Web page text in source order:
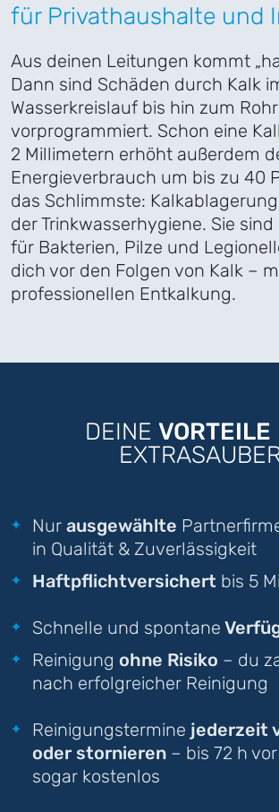
für Privathaushalte und
Aus deinen Leitungen kommt
Dann sind Schäden durch Kalk
Wasserkreislauf bis hin zum
vorprogrammiert. Schon eine
2 Millimetern erhöht außerdem
Energieverbrauch um bis zu 40
das Schlimmste:
der Trinkwasserhygiene. Sie
für Bakterien, Pilze und
dich vor den Folgen von Kalk –
professionellen Entkalkung.
DEINE VORTEILE
Nur ausgewählte
in Qualität & Zuverlässigkeit
Haftpflichtversichert bis 5
Schnelle und spontane
Reinigung ohne Risiko – du
nach erfolgreicher Reinigung
Reinigungstermine jederzeit
oder stornieren – bis 72 h
sogar kostenlos